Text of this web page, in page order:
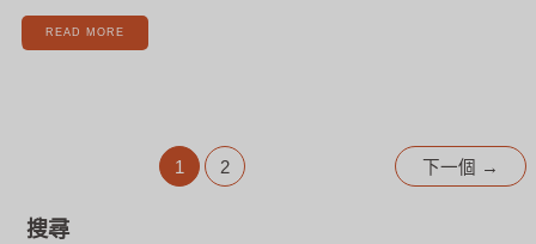
READ MORE
1 2 下一個 →
搜尋